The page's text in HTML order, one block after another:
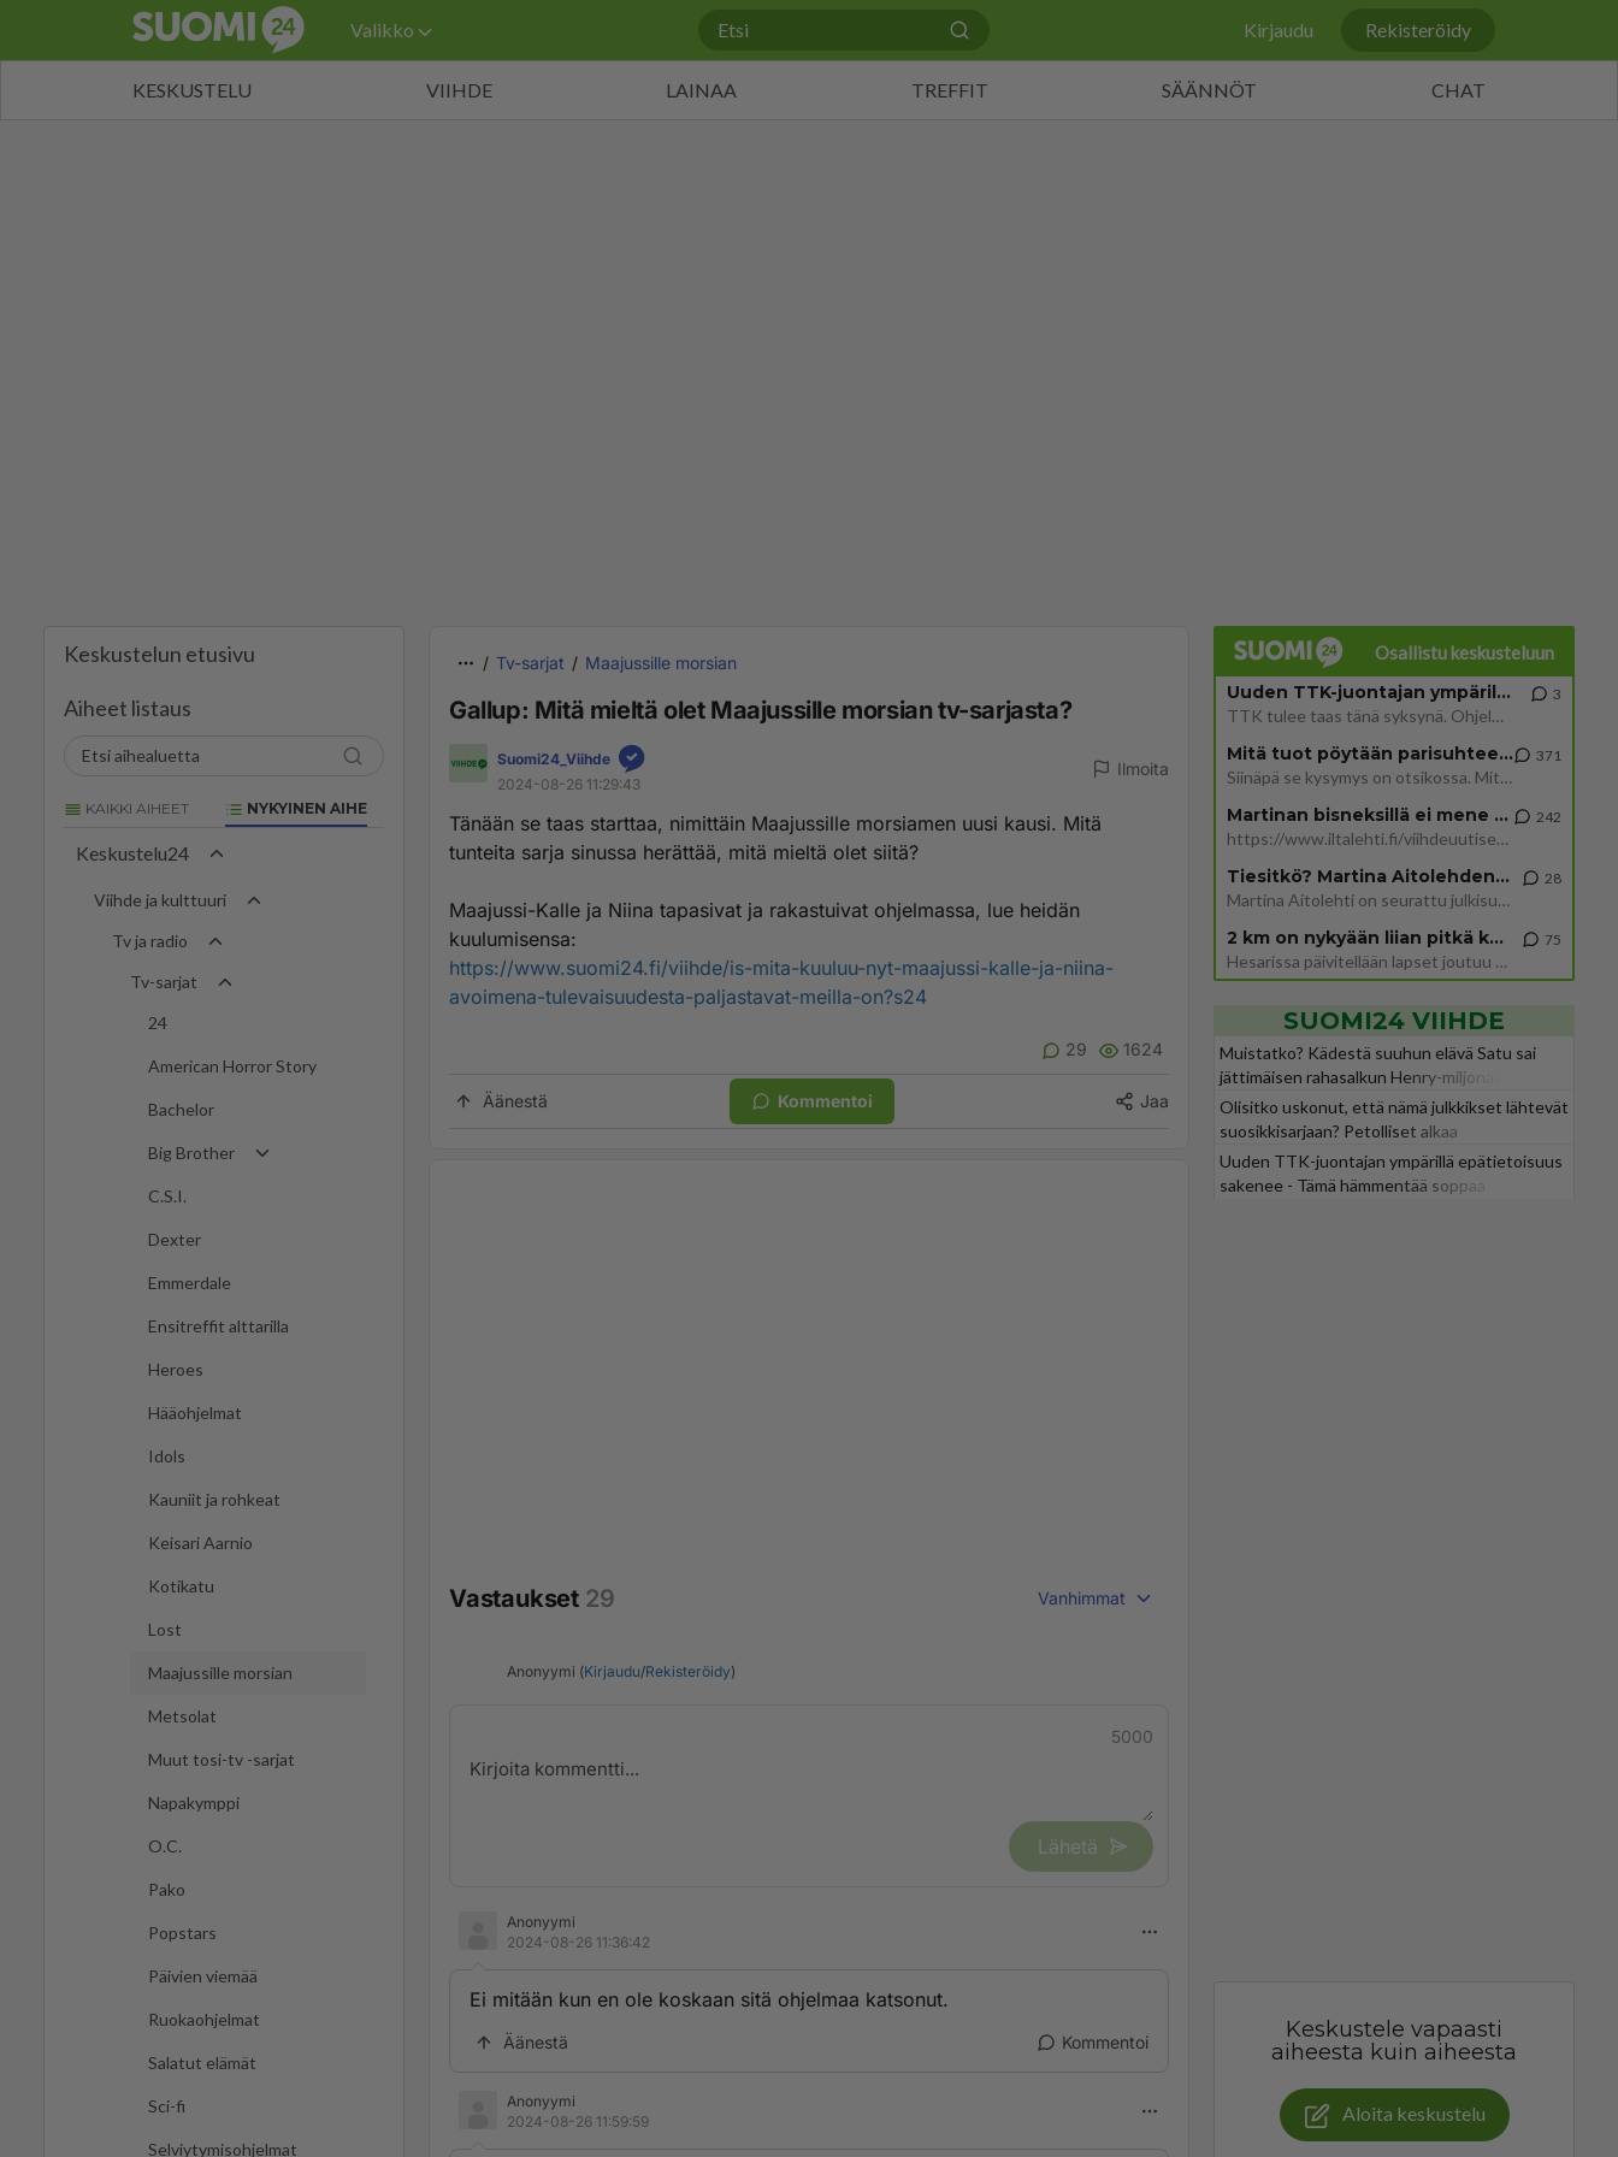
Valikko Kirjaudu Rekisteröidy
KESKUSTELU VIIHDE LAINAA TREFFIT SÄÄNNÖT CHAT
Keskustelun etusivu
Aiheet listaus
KAIKKI AIHEET NYKYINEN AIHE
Keskustelu24
Viihde ja kulttuuri
Tv ja radio
Tv-sarjat
24
American Horror Story
Bachelor
Big Brother
C.S.I.
Dexter
Emmerdale
Ensitreffit alttarilla
Heroes
Hääohjelmat
Idols
Kauniit ja rohkeat
Keisari Aarnio
Kotikatu
Lost
Maajussille morsian
Metsolat
Muut tosi-tv -sarjat
Napakymppi
O.C.
Pako
Popstars
Päivien viemää
Ruokaohjelmat
Salatut elämät
Sci-fi
Selviytymisohjelmat
Tv-sarjat Maajussille morsian
Gallup: Mitä mieltä olet Maajussille morsian tv-sarjasta?
Suomi24_Viihde
2024-08-26 11:29:43
Ilmoita
Tänään se taas starttaa, nimittäin Maajussille morsiamen uusi kausi. Mitä
tunteita sarja sinussa herättää, mitä mieltä olet siitä?
Maajussi-Kalle ja Niina tapasivat ja rakastuivat ohjelmassa, lue heidän
kuulumisensa:
https://www.suomi24.fi/viihde/is-mita-kuuluu-nyt-maajussi-kalle-ja-niina-
avoimena-tulevaisuudesta-paljastavat-meilla-on?s24
29 1624
Äänestä Kommentoi Jaa
Vastaukset 29 Vanhimmat
Anonyymi (Kirjaudu/Rekisteröidy)
5000
Lähetä
Anonyymi
2024-08-26 11:36:42
Ei mitään kun en ole koskaan sitä ohjelmaa katsonut.
Äänestä Kommentoi
Anonyymi
2024-08-26 11:59:59
Osallistu keskusteluun
Uuden TTK-juontajan ympärillä epätietoisuus sakenee - Nyt MTV hämmentää soppaa
TTK tulee taas tänä syksynä. Ohjelman uudet tähtioppilaat julkistetaan torstaina 6. elokuuta klo 14 alkavassa lehdistö
3
Mitä tuot pöytään parisuhteessa?
Siinäpä se kysymys on otsikossa. Mitäpä siis tuot/toisit pöytään parisuhteessa? Oletko mies vai nainen? Koetko sen mitä
371
Martinan bisneksillä ei mene hyvin
https://www.iltalehti.fi/viihdeuutiset/a/c46da6ab-340f-4790-aaa7-0865eed2336 Yrityksen konkurssihakemus on tullut kärä
242
Tiesitkö? Martina Aitolehden isäpuoli on tämä suosittu laulaja
Martina Aitolehti on seurattu julkisuuden henkilö. Lähipiiriin mahtuu muitakin tunnettuja henkilöitä. Tiesitkö, että Ma
28
2 km on nykyään liian pitkä koulumatka
Hesarissa päivitellään lapset joutuu nyt kulkemaan 2 km kouluun jösses. Ruostefillarilla tuo matka menee vaikka miten äk
75
SUOMI24 VIIHDE
Muistatko? Kädestä suuhun elävä Satu sai
jättimäisen rahasalkun Henry-miljonääriltä
Olisitko uskonut, että nämä julkkikset lähtevät
suosikkisarjaan? Petolliset alkaa
jättiyllätyksellä
Uuden TTK-juontajan ympärillä epätietoisuus
sakenee - Tämä hämmentää soppaa
Keskustele vapaasti
aiheesta kuin aiheesta
Aloita keskustelu